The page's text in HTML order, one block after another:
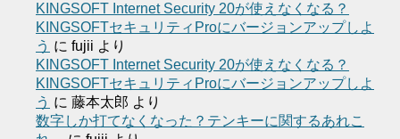
KINGSOFT Internet Security 20が使えなくなる？
KINGSOFTセキュリティProにバージョンアップしよ
う に fujii より
KINGSOFT Internet Security 20が使えなくなる？
KINGSOFTセキュリティProにバージョンアップしよ
う に 藤本太郎 より
数字しか打てなくなった？テンキーに関するあれこ